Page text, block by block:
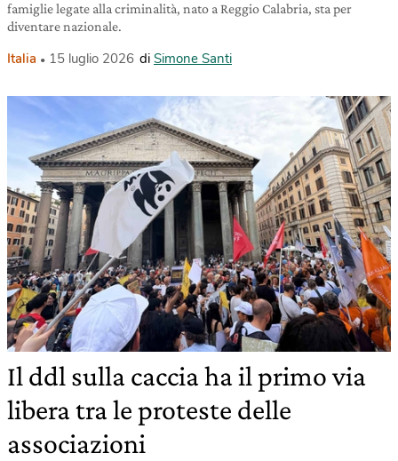
famiglie legate alla criminalità, nato a Reggio Calabria, sta per
diventare nazionale.
Italia 15 luglio 2026 di Simone Santi
Il ddl sulla caccia ha il primo via
libera tra le proteste delle
associazioni